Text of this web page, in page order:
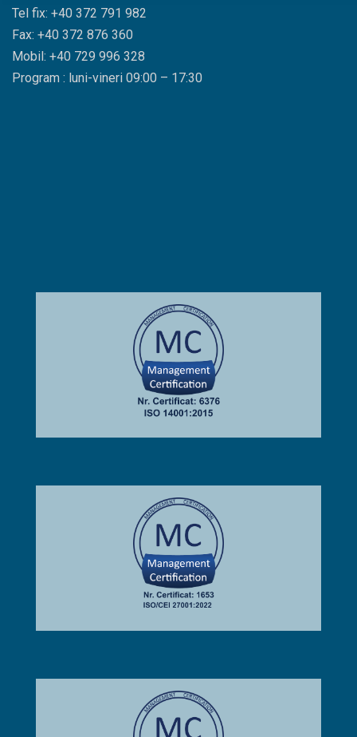
Tel fix: +40 372 791 982
Fax: +40 372 876 360
Mobil: +40 729 996 328
Program : luni-vineri 09:00 – 17:30